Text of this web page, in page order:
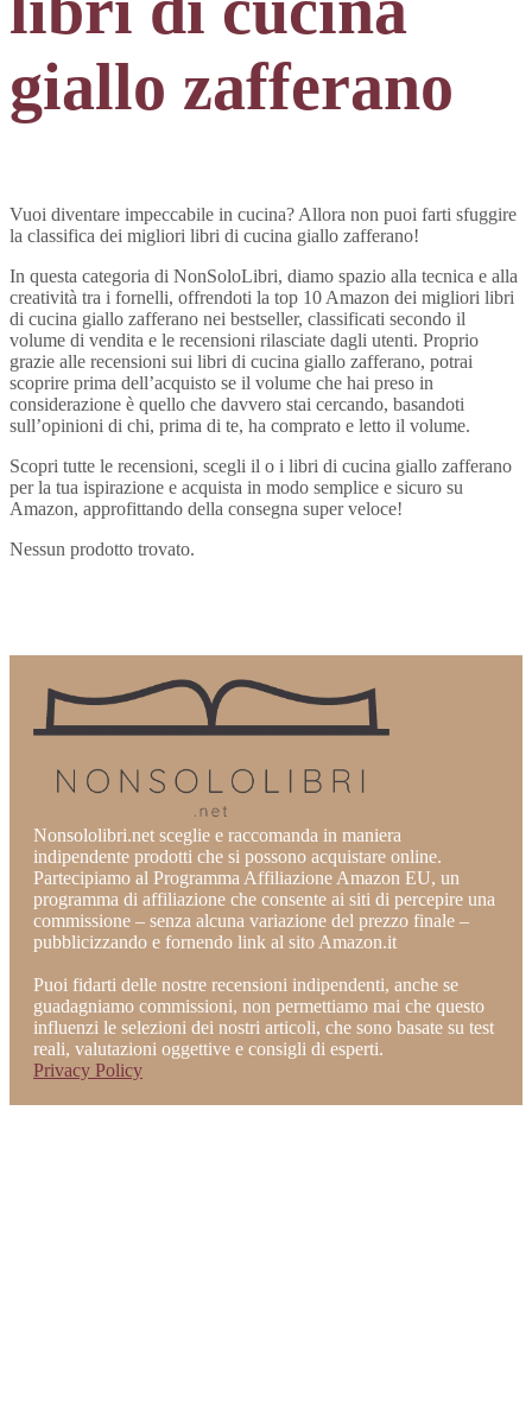
giallo zafferano
Vuoi diventare impeccabile in cucina? Allora non puoi farti sfuggire
la classifica dei migliori libri di cucina giallo zafferano!
In questa categoria di NonSoloLibri, diamo spazio alla tecnica e alla
creatività tra i fornelli, offrendoti la top 10 Amazon dei migliori libri
di cucina giallo zafferano nei bestseller, classificati secondo il
volume di vendita e le recensioni rilasciate dagli utenti. Proprio
grazie alle recensioni sui libri di cucina giallo zafferano, potrai
scoprire prima dell’acquisto se il volume che hai preso in
considerazione è quello che davvero stai cercando, basandoti
sull’opinioni di chi, prima di te, ha comprato e letto il volume.
Scopri tutte le recensioni, scegli il o i libri di cucina giallo zafferano
per la tua ispirazione e acquista in modo semplice e sicuro su
Amazon, approfittando della consegna super veloce!
Nessun prodotto trovato.
Nonsololibri.net sceglie e raccomanda in maniera
indipendente prodotti che si possono acquistare online.
Partecipiamo al Programma Affiliazione Amazon EU, un
programma di affiliazione che consente ai siti di percepire una
commissione – senza alcuna variazione del prezzo finale –
pubblicizzando e fornendo link al sito Amazon.it
Puoi fidarti delle nostre recensioni indipendenti, anche se
guadagniamo commissioni, non permettiamo mai che questo
influenzi le selezioni dei nostri articoli, che sono basate su test
reali, valutazioni oggettive e consigli di esperti.
Privacy Policy